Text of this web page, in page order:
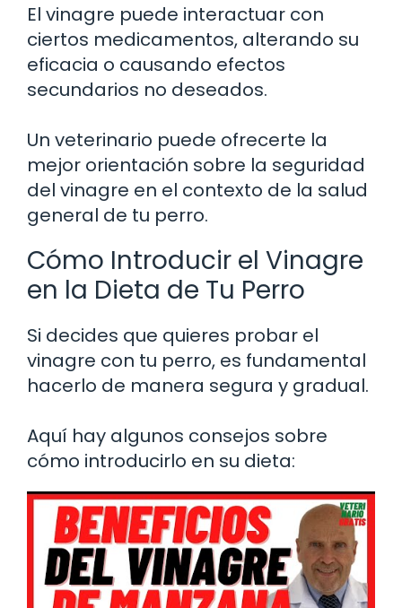
El vinagre puede interactuar con
ciertos medicamentos, alterando su
eficacia o causando efectos
secundarios no deseados.
Un veterinario puede ofrecerte la
mejor orientación sobre la seguridad
del vinagre en el contexto de la salud
general de tu perro.
Cómo Introducir el Vinagre
en la Dieta de Tu Perro
Si decides que quieres probar el
vinagre con tu perro, es fundamental
hacerlo de manera segura y gradual.
Aquí hay algunos consejos sobre
cómo introducirlo en su dieta: